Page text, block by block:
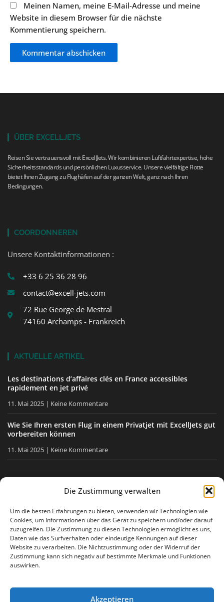
Die Zustimmung verwalten
Um die besten Erfahrungen zu bieten, verwenden wir Technologien wie
Cookies, um Informationen über das Gerät zu speichern und/oder darauf
zuzugreifen. Die Zustimmung zu diesen Technologien ermöglicht es uns,
Daten wie das Surfverhalten oder eindeutige Kennungen auf dieser
Website zu verarbeiten. Die Nichtzustimmung oder der Widerruf der
Zustimmung kann sich negativ auf bestimmte Merkmale und Funktionen
auswirken.
Akzeptieren
Meinen Namen, meine E-Mail-Adresse und meine
Website in diesem Browser für die nächste
Kommentierung speichern.
ÜBER EXCELLJETS
Reisen Sie vertrauensvoll mit ExcellJets. Wir kombinieren Luftfahrtexpertise, hohe
Sicherheitsstandards und persönlichen Luxusservice. Unsere vielfältige Flotte
bietet Ihnen Zugang zu Flughäfen auf der ganzen Welt, ganz nach Ihren
Bedingungen.
COORDONNEREN
Unsere Kontaktinformationen :
+33 6 25 36 28 96
contact@excell-jets.com
72 Rue George de Mestral
74160 Archamps - Frankreich
AKTUELLE ARTIKEL
Les destinations d’affaires clés en France accessibles
rapidement en jet privé
11. Mai 2025 Keine Kommentare
Wie Sie Ihren ersten Flug in einem Privatjet mit ExcellJets gut
vorbereiten können
11. Mai 2025 Keine Kommentare
BLEIBEN SIE INFORMIERT
Erhalten Sie unsere Tipps, unsere Neuigkeiten direkt in Ihre
E-Mail-Box.
Ich stimme der Datenschutzerklärung